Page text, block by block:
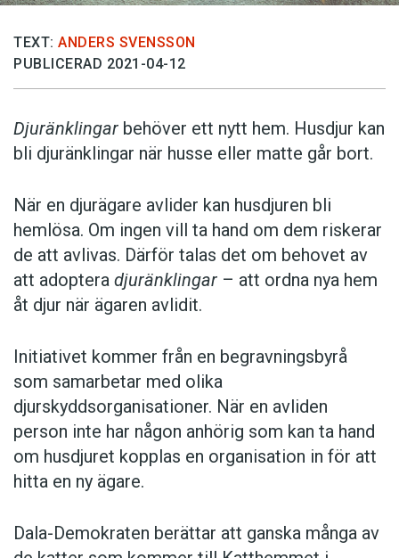
TEXT: ANDERS SVENSSON
PUBLICERAD 2021-04-12
Djuränklingar behöver ett nytt hem. Husdjur kan
bli djuränklingar när husse eller matte går bort.
När en djurägare avlider kan husdjuren bli
hemlösa. Om ingen vill ta hand om dem riskerar
de att avlivas. Därför talas det om behovet av
att adoptera djuränklingar – att ordna nya hem
åt djur när ägaren avlidit.
Initiativet kommer från en begravningsbyrå
som samarbetar med olika
djurskyddsorganisationer. När en avliden
person inte har någon anhörig som kan ta hand
om husdjuret kopplas en organisation in för att
hitta en ny ägare.
Dala-Demokraten berättar att ganska många av